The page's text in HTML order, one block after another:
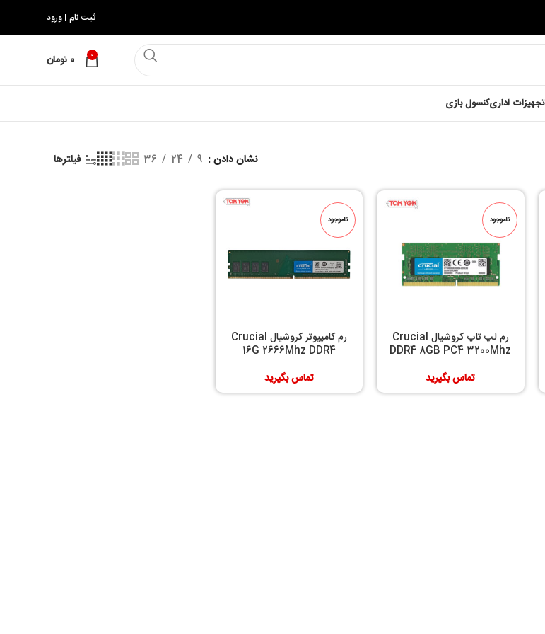
ثبت نام | ورود
0
0 تومان
تجهیزات اداریکنسول بازی
نشان دادن 9
24
36 فیلترها
ناموجود
رم لپ تاپ کروشیال Crucial
DDR4 8GB PC4 3200Mhz
تماس بگیرید
ناموجود
رم کامپیوتر کروشیال Crucial
16G 2666Mhz DDR4
تماس بگیرید